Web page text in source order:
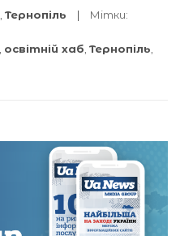
Тернопіль Мітки:
освітній хаб Тернопіль